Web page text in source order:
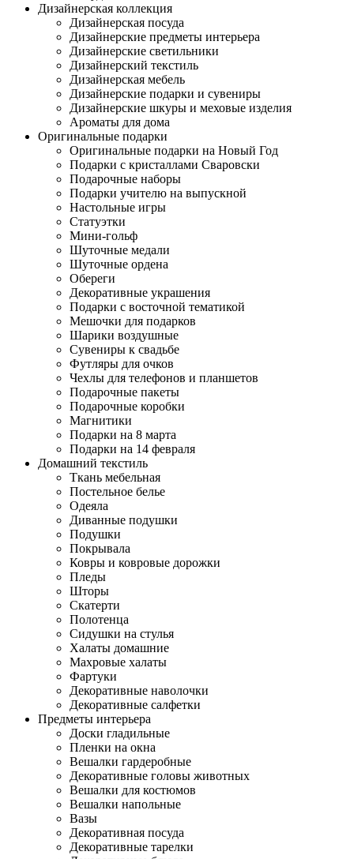
Дизайнерская коллекция
Дизайнерская посуда
Дизайнерские предметы интерьера
Дизайнерские светильники
Дизайнерский текстиль
Дизайнерская мебель
Дизайнерские подарки и сувениры
Дизайнерские шкуры и меховые изделия
Ароматы для дома
Оригинальные подарки
Оригинальные подарки на Новый Год
Подарки с кристаллами Сваровски
Подарочные наборы
Подарки учителю на выпускной
Настольные игры
Статуэтки
Мини-гольф
Шуточные медали
Шуточные ордена
Обереги
Декоративные украшения
Подарки с восточной тематикой
Мешочки для подарков
Шарики воздушные
Сувениры к свадьбе
Футляры для очков
Чехлы для телефонов и планшетов
Подарочные пакеты
Подарочные коробки
Магнитики
Подарки на 8 марта
Подарки на 14 февраля
Домашний текстиль
Ткань мебельная
Постельное белье
Одеяла
Диванные подушки
Подушки
Покрывала
Ковры и ковровые дорожки
Пледы
Шторы
Скатерти
Полотенца
Сидушки на стулья
Халаты домашние
Махровые халаты
Фартуки
Декоративные наволочки
Декоративные салфетки
Предметы интерьера
Доски гладильные
Пленки на окна
Вешалки гардеробные
Декоративные головы животных
Вешалки для костюмов
Вешалки напольные
Вазы
Декоративная посуда
Декоративные тарелки